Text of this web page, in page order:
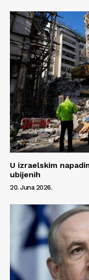
U izraelskim
ubijenih
20. Juna 2026.